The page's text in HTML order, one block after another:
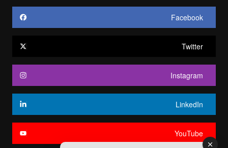
Facebook
Twitter
Instagram
LinkedIn
YouTube